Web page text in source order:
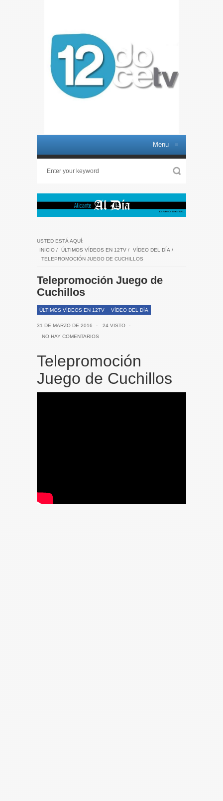
Menu ≡
USTED ESTÁ AQUÍ:
INICIO / ÚLTIMOS VÍDEOS EN 12TV / VÍDEO DEL DÍA /
TELEPROMOCIÓN JUEGO DE CUCHILLOS
Telepromoción Juego de
Cuchillos
ÚLTIMOS VÍDEOS EN 12TV VÍDEO DEL DÍA
31 DE MARZO DE 2016 - 24 VISTO
-
NO HAY COMENTARIOS
Telepromoción
Juego de Cuchillos